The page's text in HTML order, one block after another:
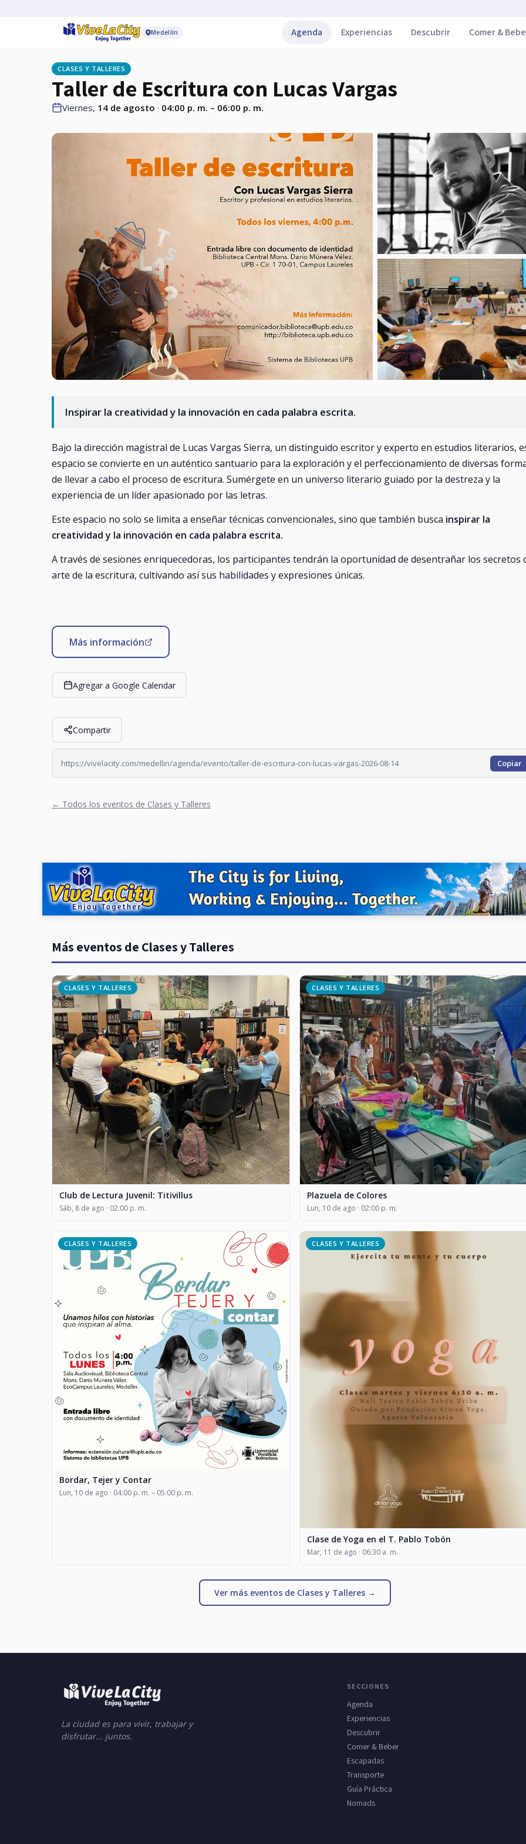
Medellín Agenda Experiencias Descubrir Comer &
CLASES Y TALLERES
Taller de Escritura con Lucas Vargas
Viernes, 14 de agosto · 04:00 p. m. – 06:00 p. m.
Inspirar la creatividad y la innovación en cada palabra escrita.
Bajo la dirección magistral de Lucas Vargas Sierra, un distinguido escritor y experto en estudios literarios,
espacio se convierte en un auténtico santuario para la exploración y el perfeccionamiento de diversas
de llevar a cabo el proceso de escritura. Sumérgete en un universo literario guiado por la destreza y la
experiencia de un líder apasionado por las letras.
Este espacio no solo se limita a enseñar técnicas convencionales, sino que también busca inspirar la
creatividad y la innovación en cada palabra escrita.
A través de sesiones enriquecedoras, los participantes tendrán la oportunidad de desentrañar los secretos
arte de la escritura, cultivando así sus habilidades y expresiones únicas.
Más información
Agregar a Google Calendar
Compartir
https://vivelacity.com/medellin/agenda/evento/taller-de-escritura-con-lucas-vargas-2026-08-14 Copiar
← Todos los eventos de Clases y Talleres
Más eventos de Clases y Talleres
CLASES Y TALLERES
Club de Lectura Juvenil: Titivillus
Sáb, 8 de ago · 02:00 p. m.
CLASES Y TALLERES
Plazuela de Colores
Lun, 10 de ago · 02:00 p. m.
CLASES Y TALLERES
Bordar, Tejer y Contar
Lun, 10 de ago · 04:00 p. m. – 05:00 p. m.
CLASES Y TALLERES
Clase de Yoga en el T. Pablo Tobón
Mar, 11 de ago · 06:30 a. m.
Ver más eventos de Clases y Talleres →
La ciudad es para vivir, trabajar y
disfrutar... juntos.
SECCIONES
Agenda
Experiencias
Descubrir
Comer & Beber
Escapadas
Transporte
Guía Práctica
Nomads